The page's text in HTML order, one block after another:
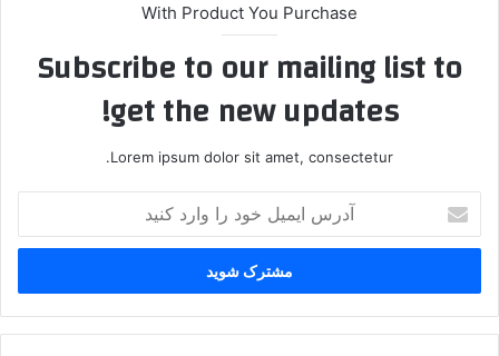
With Product You Purchase
Subscribe to our mailing list to
get the new updates!
Lorem ipsum dolor sit amet, consectetur.
ر
ا
ی